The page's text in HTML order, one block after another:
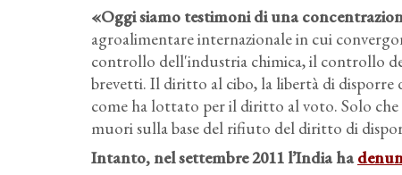
«Oggi siamo testimoni di una
agroalimentare internazionale in cui
controllo dell'industria chimica, il controllo
brevetti. Il diritto al cibo, la libertà di disporre
come ha lottato per il diritto al voto. Solo
muori sulla base del rifiuto del diritto di
Intanto, nel settembre 2011 l’India ha